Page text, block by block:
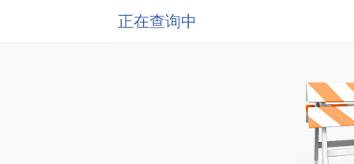
正在查询中